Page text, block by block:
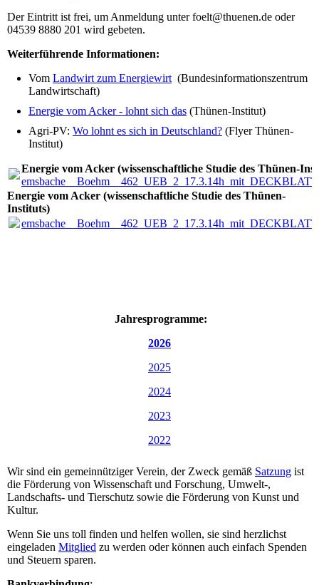
Der Eintritt ist frei, um Anmeldung unter foelt@thuenen.de oder
04539 8880 201 wird gebeten.
Weiterführende Informationen:
Vom Landwirt zum Energiewirt (Bundesinformationszentrum
Landwirtschaft)
Energie vom Acker - lohnt sich das (Thünen-Institut)
Agri-PV: Wo lohnt es sich in Deutschland? (Flyer Thünen-
Institut)
Energie vom Acker (wissenschaftliche Studie des Thünen-
Energie vom Acker (wissenschaftliche Studie des Thünen-
Instituts)
Jahresprogramme:
2026
2025
2024
2023
2022
Wir sind ein gemeinnütziger Verein, der Zweck gemäß Satzung ist
die Förderung von Wissenschaft und Forschung, Umwelt-,
Landschafts- und Tierschutz sowie die Förderung von Kunst und
Kultur.
Wenn Sie uns toll finden und helfen wollen, sie sind herzlichst
eingeladen Mitglied zu werden oder können auch einfach Spenden
und Steuern sparen.